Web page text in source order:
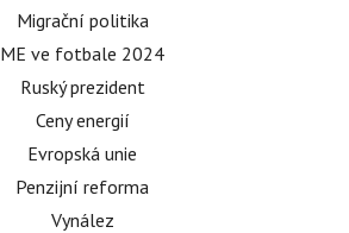
Migrační politika
ME ve fotbale 2024
Ruský prezident
Ceny energií
Evropská unie
Penzijní reforma
Vynález